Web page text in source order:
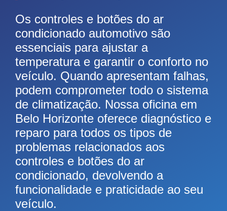
Os controles e botões do ar
condicionado automotivo são
essenciais para ajustar a
temperatura e garantir o conforto no
veículo. Quando apresentam falhas,
podem comprometer todo o sistema
de climatização. Nossa oficina em
Belo Horizonte oferece diagnóstico e
reparo para todos os tipos de
problemas relacionados aos
controles e botões do ar
condicionado, devolvendo a
funcionalidade e praticidade ao seu
veículo.